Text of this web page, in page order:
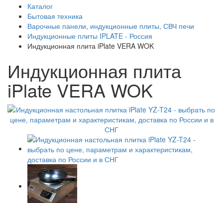
Каталог
Бытовая техника
Варочные панели, индукционные плиты, СВЧ печи
Индукционные плиты IPLATE - Россия
Индукционная плита iPlate VERA WOK
Индукционная плита
iPlate VERA WOK